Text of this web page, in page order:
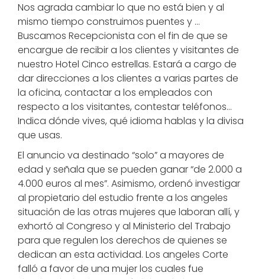
Nos agrada cambiar lo que no está bien y al
mismo tiempo construimos puentes y …
Buscamos Recepcionista con el fin de que se
encargue de recibir a los clientes y visitantes de
nuestro Hotel Cinco estrellas. Estará a cargo de
dar direcciones a los clientes a varias partes de
la oficina, contactar a los empleados con
respecto a los visitantes, contestar teléfonos…
Indica dónde vives, qué idioma hablas y la divisa
que usas.
El anuncio va destinado “solo” a mayores de
edad y señala que se pueden ganar “de 2.000 a
4.000 euros al mes”. Asimismo, ordenó investigar
al propietario del estudio frente a los angeles
situación de las otras mujeres que laboran allí, y
exhortó al Congreso y al Ministerio del Trabajo
para que regulen los derechos de quienes se
dedican an esta actividad. Los angeles Corte
falló a favor de una mujer los cuales fue